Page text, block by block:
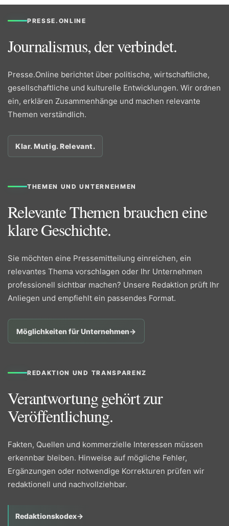
PRESSE.ONLINE
Journalismus, der verbindet.
Presse.Online berichtet über politische, wirtschaftliche,
gesellschaftliche und kulturelle Entwicklungen. Wir ordnen
ein, erklären Zusammenhänge und machen relevante
Themen verständlich.
Klar. Mutig. Relevant.
THEMEN UND UNTERNEHMEN
Relevante Themen brauchen eine
klare Geschichte.
Sie möchten eine Pressemitteilung einreichen, ein
relevantes Thema vorschlagen oder Ihr Unternehmen
professionell sichtbar machen? Unsere Redaktion prüft Ihr
Anliegen und empfiehlt ein passendes Format.
Möglichkeiten für Unternehmen→
REDAKTION UND TRANSPARENZ
Verantwortung gehört zur
Veröffentlichung.
Fakten, Quellen und kommerzielle Interessen müssen
erkennbar bleiben. Hinweise auf mögliche Fehler,
Ergänzungen oder notwendige Korrekturen prüfen wir
redaktionell und nachvollziehbar.
Redaktionskodex→